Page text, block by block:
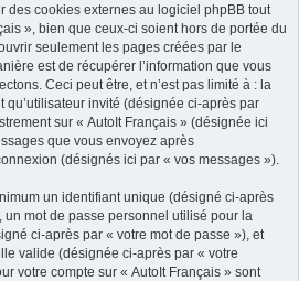
des cookies externes au logiciel phpBB tout
», bien que ceux-ci soient hors de portée du
seulement les pages créées par le
est de récupérer l’information que vous
Ceci peut être, et n’est pas limité à : la
invité (désignée ci-après par
sur « AutoIt Français » (désignée ici
que vous envoyez après
(désignés ici par « vos messages »).
un identifiant unique (désigné ci-après
un mot de passe personnel utilisé pour la
ci-après par « votre mot de passe »), et
valide (désignée ci-après par « votre
votre compte sur « AutoIt Français » sont